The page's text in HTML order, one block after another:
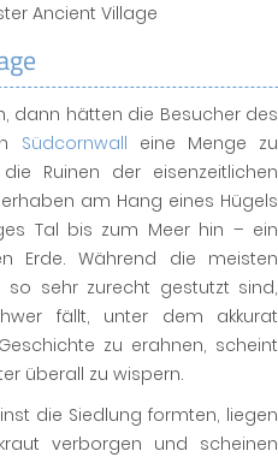
Ancient Village
dann hätten die Besucher des
Südcornwall eine Menge zu
Ruinen der eisenzeitlichen
am Hang eines Hügels
Tal bis zum Meer hin – ein
Erde. Während die meisten
so sehr zurecht gestutzt sind,
fällt, unter dem akkurat
zu erahnen, scheint
überall zu wispern.
die Siedlung formten, liegen
verborgen und scheinen